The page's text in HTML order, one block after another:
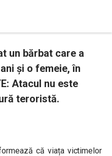
un bărbat care a
și o femeie, în
Atacul nu este
teroristă.
că viața victimelor